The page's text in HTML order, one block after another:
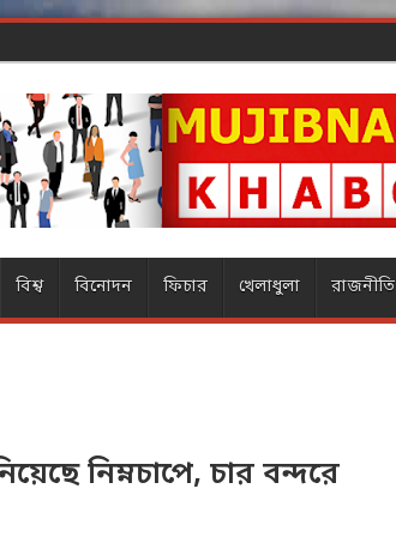
বিশ্ব বিনোদন ফিচার খেলাধুলা রাজনীতি
নিম্নচাপে, চার বন্দরে